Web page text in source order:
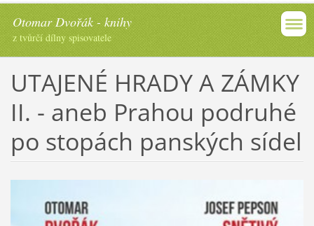
Otomar Dvořák - knihy
z tvůrčí dílny spisovatele
UTAJENÉ HRADY A ZÁMKY
II. - aneb Prahou podruhé
po stopách panských sídel